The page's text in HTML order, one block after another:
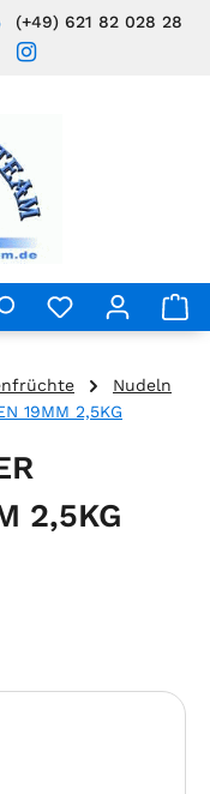
(+49) 621 82 028 28
Nudeln
19MM 2,5KG
2,5KG